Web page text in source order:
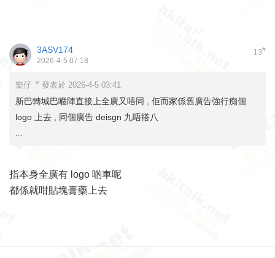
13#
3ASV174
2026-4-5 07:18
樂仔〞 發表於 2026-4-5 03:41
新巴轉城巴嗰陣直接上全廣又唔同 , 佢而家係舊廣告強行痴個
logo 上去 , 同個廣告 deisgn 九唔搭八
指本身全廣有 logo 啲車呢
都係就咁貼塊膏藥上去